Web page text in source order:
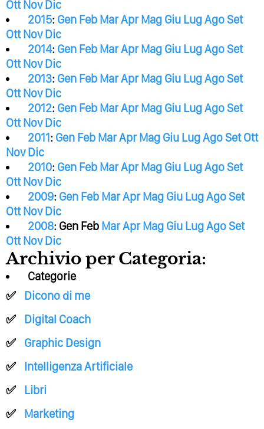
Ott Nov Dic
2015: Gen Feb MarApr Mag Giu LugAgoSet
Ott Nov Dic
2014: Gen Feb MarApr Mag Giu LugAgoSet
Ott Nov Dic
2013: Gen Feb MarApr Mag Giu LugAgoSet
Ott Nov Dic
2012: Gen Feb MarApr Mag Giu LugAgoSet
Ott Nov Dic
2011: Gen Feb MarApr Mag Giu LugAgoSet Ott
Nov Dic
2010: Gen Feb MarApr Mag Giu LugAgoSet
Ott Nov Dic
2009: Gen Feb MarApr Mag Giu LugAgoSet
Ott Nov Dic
2008: Gen Feb MarApr Mag Giu LugAgoSet
Ott Nov Dic
Archivio per Categoria:
Categorie
Dicono di me
Digital Coach
Graphic Design
Intelligenza Artificiale
Libri
Marketing